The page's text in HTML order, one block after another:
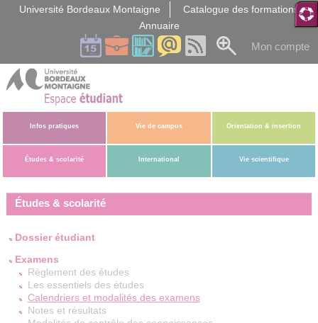
Université Bordeaux Montaigne
Catalogue des formations
Annuaire
Mon compte
Infos pratiques Vie de campus Orientation & insertion
Études & scolarité International Vie scientifique
Études & scolarité
Dossier étudiant
Examens
Règlement des études
Les essentiels des études
Calendriers et modalités des examens
Notes et résultats
Gestion des cookies